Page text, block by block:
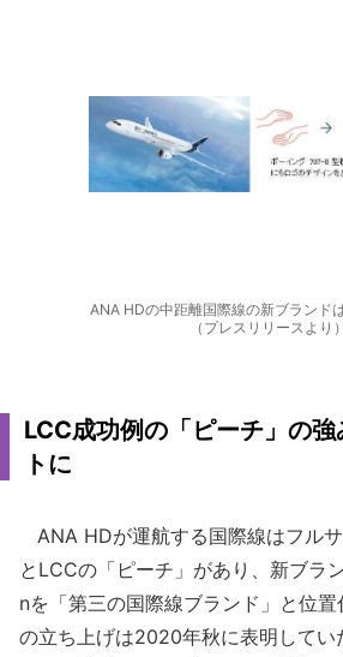
ANA HDの中距離国際線の新ブランド
（プレスリリースより）
LCC成功例の「ピーチ」の
トに
ANA HDが運航する国際線はフルサ
とLCCの「ピーチ」があり、新ブラ
nを「第三の国際線ブランド」と位
の立ち上げは2020年秋に表明してい